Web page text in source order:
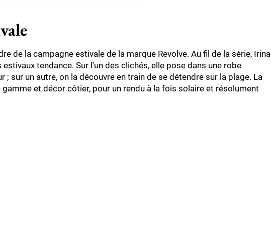
de la campagne estivale de la marque Revolve. Au fil de la série, Irina
tendance. Sur l’un des clichés, elle pose dans une robe
; sur un autre, on la découvre en train de se détendre sur la plage. La
et décor côtier, pour un rendu à la fois solaire et résolument